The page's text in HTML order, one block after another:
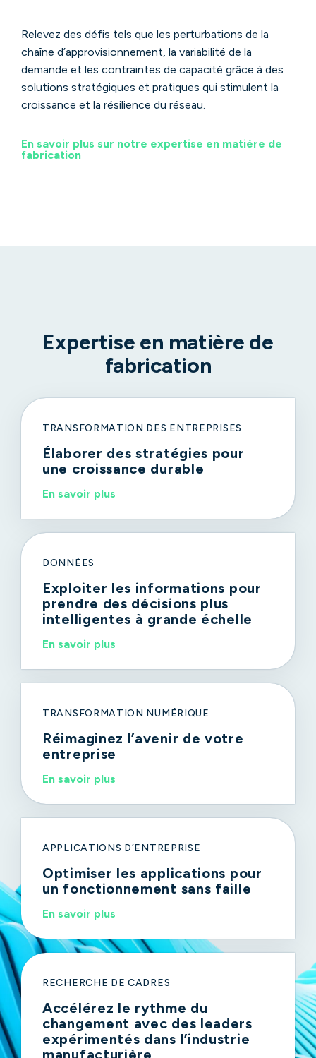
Relevez des défis tels que les perturbations de la
chaîne d’approvisionnement, la variabilité de la
demande et les contraintes de capacité grâce à des
solutions stratégiques et pratiques qui stimulent la
croissance et la résilience du réseau.
En savoir plus sur notre expertise en matière de
fabrication
Expertise en matière de
fabrication
TRANSFORMATION DES ENTREPRISES
Élaborer des stratégies pour
une croissance durable
En savoir plus
En savoir plus
DONNÉES
Exploiter les informations pour
prendre des décisions plus
intelligentes à grande échelle
En savoir plus
TRANSFORMATION NUMÉRIQUE
Réimaginez l’avenir de votre
entreprise
En savoir plus
APPLICATIONS D’ENTREPRISE
Optimiser les applications pour
un fonctionnement sans faille
En savoir plus
RECHERCHE DE CADRES
Accélérez le rythme du
changement avec des leaders
expérimentés dans l’industrie
manufacturière